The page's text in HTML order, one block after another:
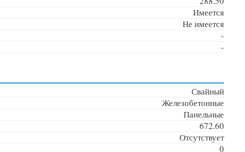
Имеется
Не имеется
-
-
Свайный
Железобетонные
Панельные
672.60
Отсутствует
0